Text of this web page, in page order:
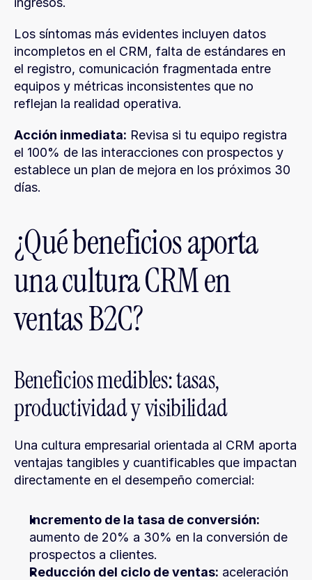
Los síntomas más evidentes incluyen datos
incompletos en el CRM, falta de estándares en
el registro, comunicación fragmentada entre
equipos y métricas inconsistentes que no
reflejan la realidad operativa.
Acción inmediata: Revisa si tu equipo registra
el 100% de las interacciones con prospectos y
establece un plan de mejora en los próximos 30
días.
¿Qué beneficios aporta
una cultura CRM en
ventas B2C?
Beneficios medibles: tasas,
productividad y visibilidad
Una cultura empresarial orientada al CRM aporta
ventajas tangibles y cuantificables que impactan
directamente en el desempeño comercial:
Incremento de la tasa de conversión:
aumento de 20% a 30% en la conversión de
prospectos a clientes.
Reducción del ciclo de ventas: aceleración